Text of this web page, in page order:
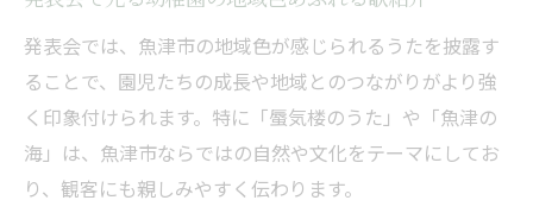
発表会では、魚津市の地域色が感じられるうたを披露す
ることで、園児たちの成長や地域とのつながりがより強
く印象付けられます。特に「蜃気楼のうた」や「魚津の
海」は、魚津市ならではの自然や文化をテーマにしてお
り、観客にも親しみやすく伝わります。